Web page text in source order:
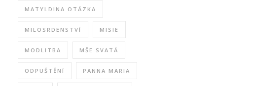
MATYLDINA OTÁZKA
MILOSRDENSTVÍ MISIE
MODLITBA MŠE SVATÁ
ODPUŠTĚNÍ PANNA MARIA